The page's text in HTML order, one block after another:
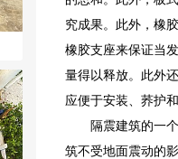
究成果。此外，橡
橡胶支座来保证当
量得以释放。此外
应便于安装、荞护
隔震建筑的一
筑不受地面震动的